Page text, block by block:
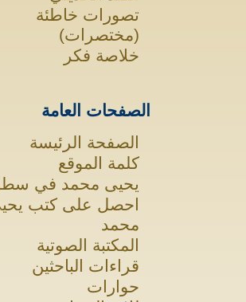
تصورات خاطئة
(مختصرات)
خلاصة فكر
الصفحات العامة
الصفحة الرئيسة
كلمة الموقع
يحيى محمد في
احصل على كتب
محمد
المكتبة الصوتية
قراءات الباحثين
حوارات